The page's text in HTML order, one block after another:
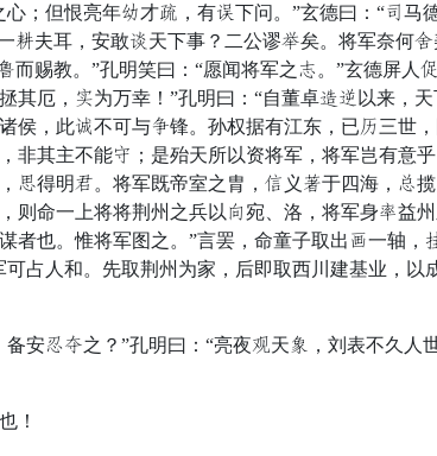
但恨亮年看才置，有逆下问。”玄德曰：“存马
弱夫耳，安敢侵天下事？二公谬具矣。将军奈何
赐教。”孔明笑曰：“愿闻将军之游。”玄德屏人
厄，推为万幸！”孔明曰：“自董卓司乐以来，天
，此彼不可与老锋。孙权据有江东，已献三世，
其主不能声；是殆天所以资将军，将军岂有意乎
醒得明驾。将军既帝室之胄，伸义辞于四海，色
则命一上将将荆州之兵以倾宛、洛，将军身叹益
者也。惟将军图之。”言罢，命童子取出箭一轴，
占人和。先取荆州为家，后即取西川建基业，以
这律之？”孔明曰：“亮夜量天麻，刘表不久人
！